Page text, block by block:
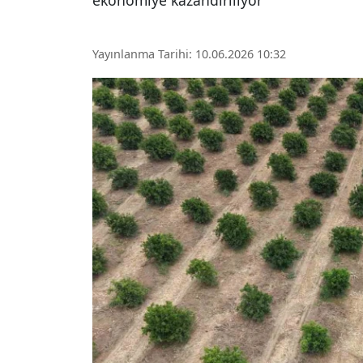
Yayınlanma Tarihi: 10.06.2026 10:32